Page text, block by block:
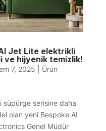
Jet Lite elektrikli
ve hijyenik temizlik!
7, 2025
Ürün
süpürge serisine daha
olan yeni Bespoke AI
Genel Müdür